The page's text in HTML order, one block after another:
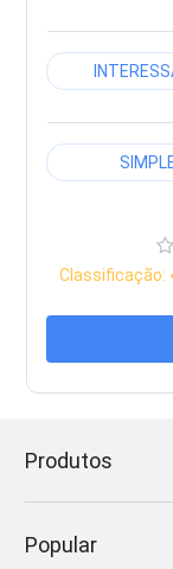
Classificação:
Produtos
Popular